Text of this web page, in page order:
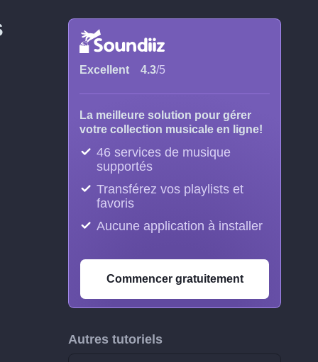
Excellent 4.3/5
La meilleure solution pour gérer
votre collection musicale en ligne!
46 services de musique
supportés
Transférez vos playlists et
favoris
Aucune application à installer
Commencer gratuitement
Autres tutoriels